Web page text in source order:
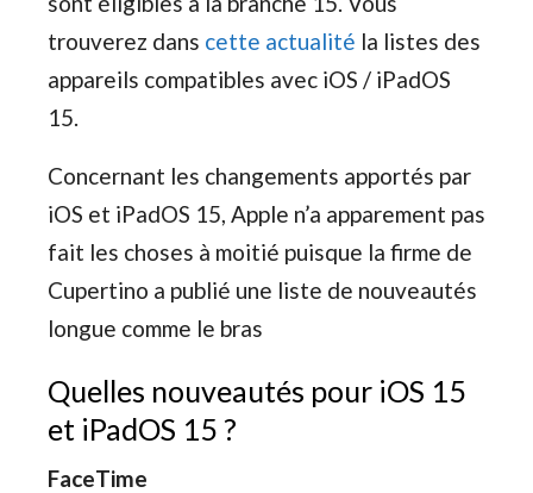
trouverez dans cette actualité la listes des
appareils compatibles avec iOS / iPadOS
15.
Concernant les changements apportés par
iOS et iPadOS 15, Apple n’a apparement pas
fait les choses à moitié puisque la firme de
Cupertino a publié une liste de nouveautés
longue comme le bras
Quelles nouveautés pour iOS 15
et iPadOS 15 ?
FaceTime